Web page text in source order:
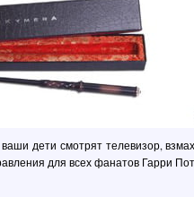
ваши дети смотрят телевизор,
для всех фанатов Гарри